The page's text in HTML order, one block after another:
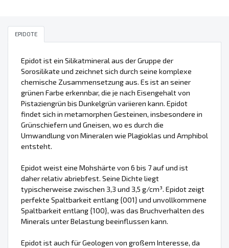
EPIDOTE
Epidot ist ein Silikatmineral aus der Gruppe der
Sorosilikate und zeichnet sich durch seine komplexe
chemische Zusammensetzung aus. Es ist an seiner
grünen Farbe erkennbar, die je nach Eisengehalt von
Pistaziengrün bis Dunkelgrün variieren kann. Epidot
findet sich in metamorphen Gesteinen, insbesondere in
Grünschiefern und Gneisen, wo es durch die
Umwandlung von Mineralen wie Plagioklas und Amphibol
entsteht.
Epidot weist eine Mohshärte von 6 bis 7 auf und ist
daher relativ abriebfest. Seine Dichte liegt
typischerweise zwischen 3,3 und 3,5 g/cm³. Epidot zeigt
perfekte Spaltbarkeit entlang {001} und unvollkommene
Spaltbarkeit entlang {100}, was das Bruchverhalten des
Minerals unter Belastung beeinflussen kann.
Epidot ist auch für Geologen von großem Interesse, da